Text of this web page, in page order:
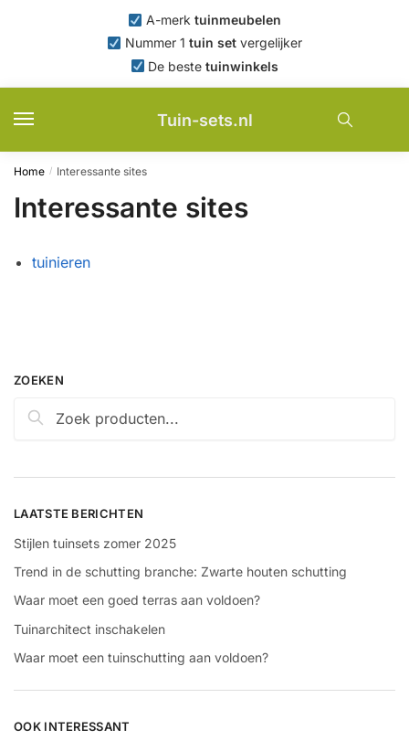
A-merk tuinmeubelen
Nummer 1 tuin set vergelijker
De bestetuinwinkels
Tuin-sets.nl
Home / Interessante sites
Interessante sites
tuinieren
ZOEKEN
Zoeken
naar:
LAATSTE BERICHTEN
Stijlen tuinsets zomer 2025
Trend in de schutting branche: Zwarte houten schutting
Waar moet een goed terras aan voldoen?
Tuinarchitect inschakelen
Waar moet een tuinschutting aan voldoen?
OOK INTERESSANT